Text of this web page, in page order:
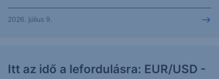
2026. július 9.
Itt az idő a lefordulásra: EUR/USD -